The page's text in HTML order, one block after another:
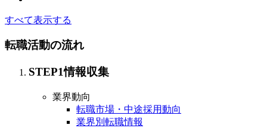
すべて表示する
転職活動の流れ
STEP1情報収集
業界動向
転職市場・中途採用動向
業界別転職情報